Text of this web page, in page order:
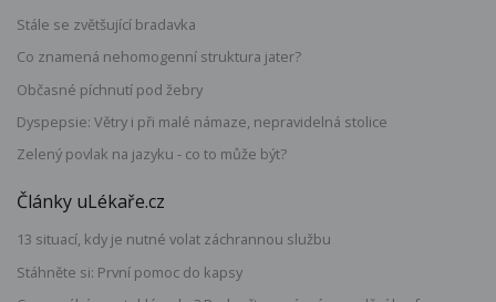
Stále se zvětšující bradavka
Co znamená nehomogenní struktura jater?
Občasné píchnutí pod žebry
Dyspepsie: Větry i při malé námaze, nepravidelná stolice
Zelený povlak na jazyku - co to může být?
Články uLékaře.cz
13 situací, kdy je nutné volat záchrannou službu
Stáhněte si: První pomoc do kapsy